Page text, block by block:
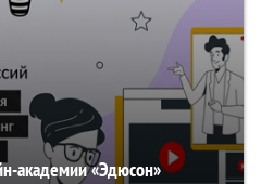
академии «Эдюсон»